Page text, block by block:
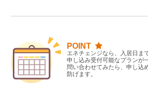
POINT
エネチェンジなら、入居日ま
申し込み受付可能なプランが
問い合わせてみたら、申し込
防げます。